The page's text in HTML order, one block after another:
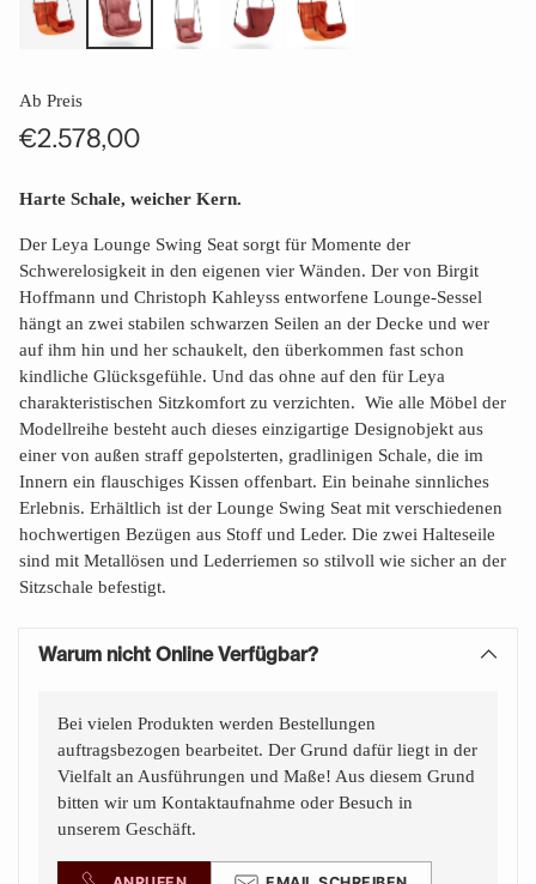
Ab Preis
Normaler
Preis
€2.578,00
Harte Schale, weicher Kern.
Der Leya Lounge Swing Seat sorgt für Momente der
Schwerelosigkeit in den eigenen vier Wänden. Der von Birgit
Hoffmann und Christoph Kahleyss entworfene Lounge-Sessel
hängt an zwei stabilen schwarzen Seilen an der Decke und wer
auf ihm hin und her schaukelt, den überkommen fast schon
kindliche Glücksgefühle. Und das ohne auf den für Leya
charakteristischen Sitzkomfort zu verzichten. Wie alle Möbel der
Modellreihe besteht auch dieses einzigartige Designobjekt aus
einer von außen straff gepolsterten, gradlinigen Schale, die im
Innern ein flauschiges Kissen offenbart. Ein beinahe sinnliches
Erlebnis. Erhältlich ist der Lounge Swing Seat mit verschiedenen
hochwertigen Bezügen aus Stoff und Leder. Die zwei Halteseile
sind mit Metallösen und Lederriemen so stilvoll wie sicher an der
Sitzschale befestigt.
Warum nicht Online Verfügbar?
Bei vielen Produkten werden Bestellungen
auftragsbezogen bearbeitet. Der Grund dafür liegt in der
Vielfalt an Ausführungen und Maße! Aus diesem Grund
bitten wir um Kontaktaufnahme oder Besuch in
unserem Geschäft.